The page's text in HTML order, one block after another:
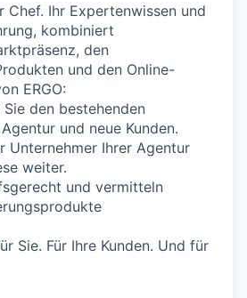
Chef. Ihr Expertenwissen und
kombiniert
den
und den Online-
ERGO:
den bestehenden
und neue Kunden.
Unternehmer Ihrer Agentur
weiter.
und vermitteln
Sie. Für Ihre Kunden. Und für